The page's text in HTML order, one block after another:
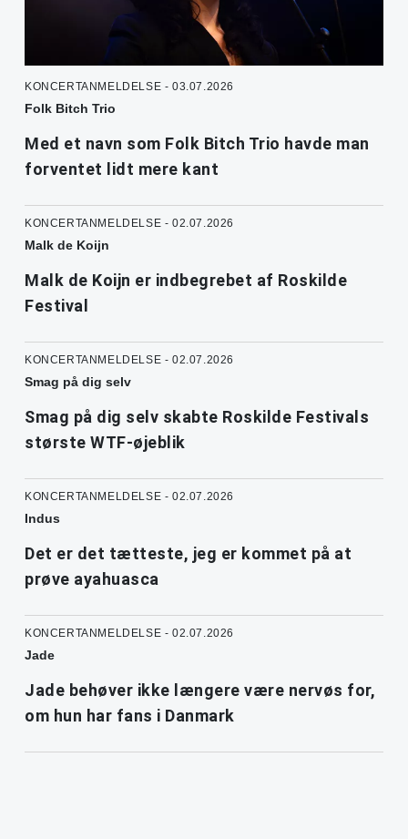
KONCERTANMELDELSE - 03.07.2026
Folk Bitch Trio
Med et navn som Folk Bitch Trio havde man
forventet lidt mere kant
KONCERTANMELDELSE - 02.07.2026
Malk de Koijn
Malk de Koijn er indbegrebet af Roskilde
Festival
KONCERTANMELDELSE - 02.07.2026
Smag på dig selv
Smag på dig selv skabte Roskilde Festivals
største WTF-øjeblik
KONCERTANMELDELSE - 02.07.2026
Indus
Det er det tætteste, jeg er kommet på at
prøve ayahuasca
KONCERTANMELDELSE - 02.07.2026
Jade
Jade behøver ikke længere være nervøs for,
om hun har fans i Danmark